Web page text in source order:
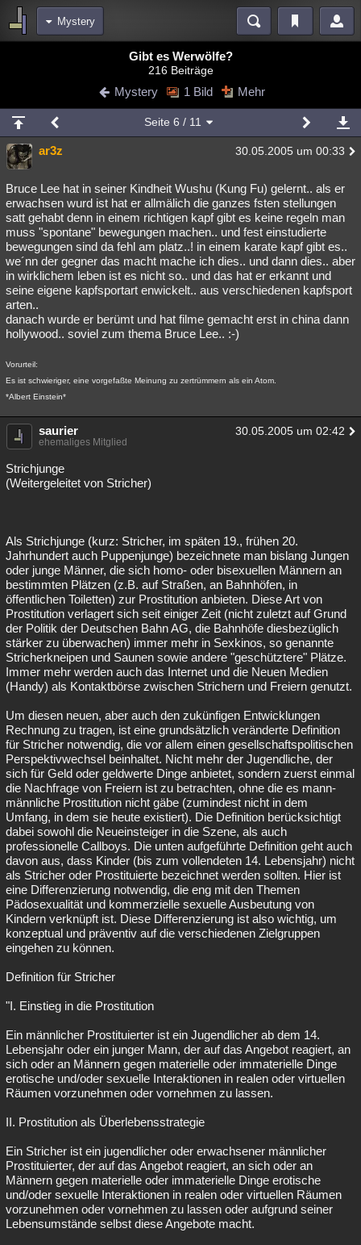
Mystery
Blogs Videos
Chat Wiki Neuigkeiten
meine Rubriken
Menschen Mystery Kriminalfälle
Spiritualität Verschwörungen Technologie Ufologie
Natur Umfragen Unterhaltung
weitere Rubriken
Philosophie Träume Orte Esoterik Literatur
Astronomie Helpdesk Gruppen Gaming Filme
Musik Clash Verbesserungen Allmystery
Besucht Teilgenommen Alle Neue Geschlossen
Gibt es Werwölfe?
216 Beiträge
Mystery 1 Bild Mehr
Seite6 / 11
ar3z 30.05.2005 um 00:33
Bruce Lee hat in seiner Kindheit Wushu (Kung Fu) gelernt.. als er
erwachsen wurd ist hat er allmälich die ganzes fsten stellungen
satt gehabt denn in einem richtigen kapf gibt es keine regeln man
muss "spontane" bewegungen machen.. und fest einstudierte
bewegungen sind da fehl am platz..! in einem karate kapf gibt es..
we´nn der gegner das macht mache ich dies.. und dann dies.. aber
in wirklichem leben ist es nicht so.. und das hat er erkannt und
seine eigene kapfsportart enwickelt.. aus verschiedenen kapfsport
arten..
danach wurde er berümt und hat filme gemacht erst in china dann
hollywood.. soviel zum thema Bruce Lee.. :-)
Vorurteil:
Es ist schwieriger, eine vorgefaßte Meinung zu zertrümmern als ein Atom.
*Albert Einstein*
saurier 30.05.2005 um 02:42
ehemaliges Mitglied
Strichjunge
(Weitergeleitet von Stricher)
Als Strichjunge (kurz: Stricher, im späten 19., frühen 20.
Jahrhundert auch Puppenjunge) bezeichnete man bislang Jungen
oder junge Männer, die sich homo- oder bisexuellen Männern an
bestimmten Plätzen (z.B. auf Straßen, an Bahnhöfen, in
öffentlichen Toiletten) zur Prostitution anbieten. Diese Art von
Prostitution verlagert sich seit einiger Zeit (nicht zuletzt auf Grund
der Politik der Deutschen Bahn AG, die Bahnhöfe diesbezüglich
stärker zu überwachen) immer mehr in Sexkinos, so genannte
Stricherkneipen und Saunen sowie andere "geschütztere" Plätze.
Immer mehr werden auch das Internet und die Neuen Medien
(Handy) als Kontaktbörse zwischen Strichern und Freiern genutzt.
Um diesen neuen, aber auch den zukünfigen Entwicklungen
Rechnung zu tragen, ist eine grundsätzlich veränderte Definition
für Stricher notwendig, die vor allem einen gesellschaftspolitischen
Perspektivwechsel beinhaltet. Nicht mehr der Jugendliche, der
sich für Geld oder geldwerte Dinge anbietet, sondern zuerst einmal
die Nachfrage von Freiern ist zu betrachten, ohne die es mann-
männliche Prostitution nicht gäbe (zumindest nicht in dem
Umfang, in dem sie heute existiert). Die Definition berücksichtigt
dabei sowohl die Neueinsteiger in die Szene, als auch
professionelle Callboys. Die unten aufgeführte Definition geht auch
davon aus, dass Kinder (bis zum vollendeten 14. Lebensjahr) nicht
als Stricher oder Prostituierte bezeichnet werden sollten. Hier ist
eine Differenzierung notwendig, die eng mit den Themen
Pädosexualität und kommerzielle sexuelle Ausbeutung von
Kindern verknüpft ist. Diese Differenzierung ist also wichtig, um
konzeptual und präventiv auf die verschiedenen Zielgruppen
eingehen zu können.
Definition für Stricher
"I. Einstieg in die Prostitution
Ein männlicher Prostituierter ist ein Jugendlicher ab dem 14.
Lebensjahr oder ein junger Mann, der auf das Angebot reagiert, an
sich oder an Männern gegen materielle oder immaterielle Dinge
erotische und/oder sexuelle Interaktionen in realen oder virtuellen
Räumen vorzunehmen oder vornehmen zu lassen.
II. Prostitution als Überlebensstrategie
Ein Stricher ist ein jugendlicher oder erwachsener männlicher
Prostituierter, der auf das Angebot reagiert, an sich oder an
Männern gegen materielle oder immaterielle Dinge erotische
und/oder sexuelle Interaktionen in realen oder virtuellen Räumen
vorzunehmen oder vornehmen zu lassen oder aufgrund seiner
Lebensumstände selbst diese Angebote macht.